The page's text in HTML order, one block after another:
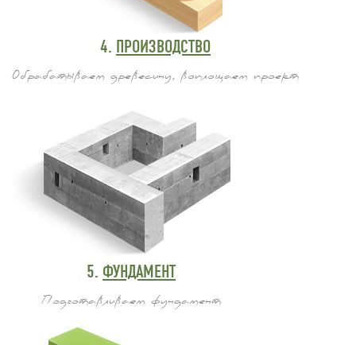
4. ПРОИЗВОДСТВО
Обрабатываем древесину, воплощаем проект
5. ФУНДАМЕНТ
Подготавливаем фундамент